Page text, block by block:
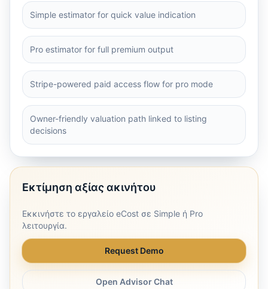
Simple estimator for quick value indication
Pro estimator for full premium output
Stripe-powered paid access flow for pro mode
Owner-friendly valuation path linked to listing
decisions
Εκτίμηση αξίας ακινήτου
Εκκινήστε το εργαλείο eCost σε Simple ή Pro
λειτουργία.
Request Demo
Open Advisor Chat